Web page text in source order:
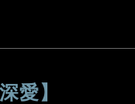
愛】